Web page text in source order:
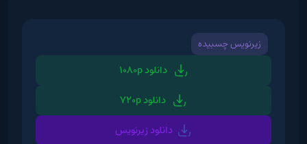
زیرنویس چسبیده
دانلود 1080p
دانلود 720p
دانلود زیرنویس